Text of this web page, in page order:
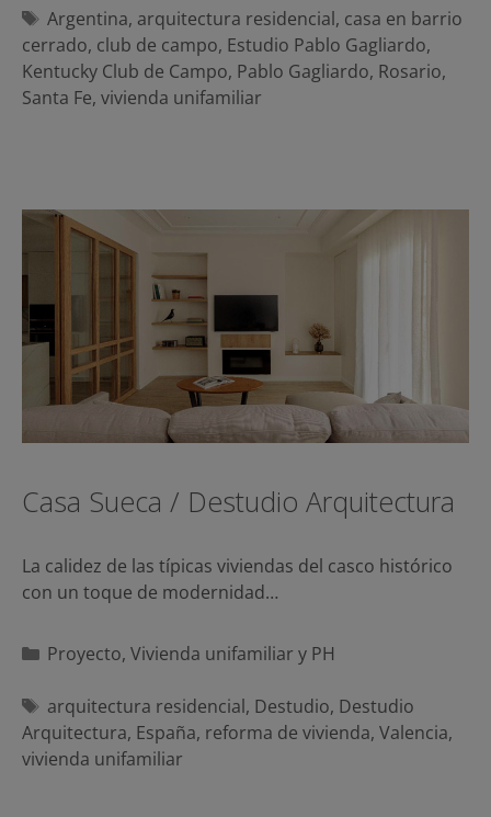
Etiquetas
Argentina, arquitectura residencial, casa en barrio
cerrado, club de campo, Estudio Pablo Gagliardo,
Kentucky Club de Campo, Pablo Gagliardo, Rosario,
Santa Fe, vivienda unifamiliar
Casa Sueca / Destudio Arquitectura
La calidez de las típicas viviendas del casco histórico
con un toque de modernidad…
Categorías
Proyecto, Vivienda unifamiliar y PH
Etiquetas
arquitectura residencial, Destudio, Destudio
Arquitectura, España, reforma de vivienda, Valencia,
vivienda unifamiliar